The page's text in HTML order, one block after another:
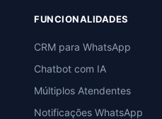
FUNCIONALIDADES
CRM para WhatsApp
Chatbot com IA
Múltiplos Atendentes
Notificações WhatsApp